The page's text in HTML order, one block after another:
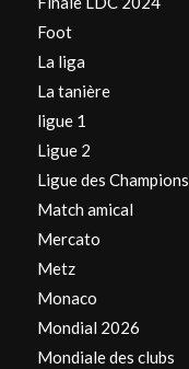
Foot
La liga
La tanière
ligue 1
Ligue 2
Ligue des Champions
Match amical
Mercato
Metz
Monaco
Mondial 2026
Mondiale des clubs